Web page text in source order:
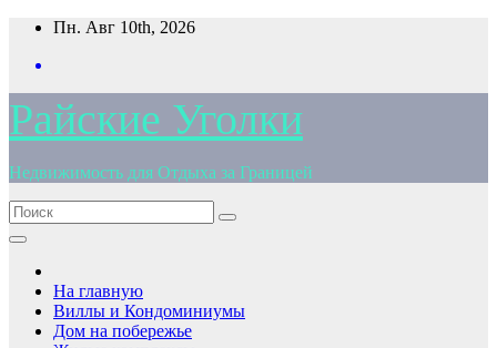
Перейти
содержимому
Пн. Авг 10th, 2026
Райские Уголки
Недвижимость для Отдыха за Границей
На главную
Виллы и Кондоминиумы
Дом на побережье